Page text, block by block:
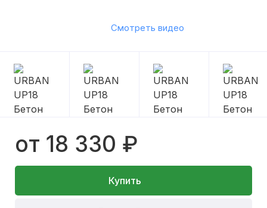
Смотреть видео
от 18 330 ₽
Купить